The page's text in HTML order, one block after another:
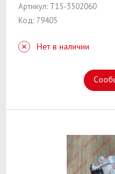
Артикул: T15-3502060
Код: 79405
Нет в наличии